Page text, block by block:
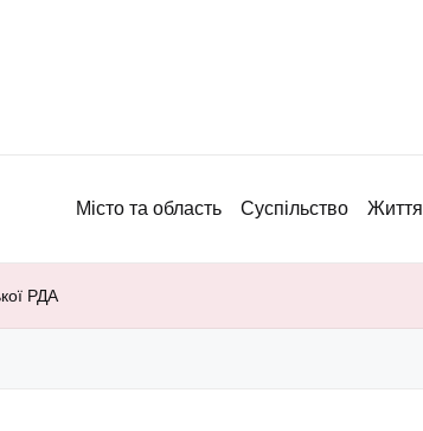
Місто та область Суспільство Життя
РДА